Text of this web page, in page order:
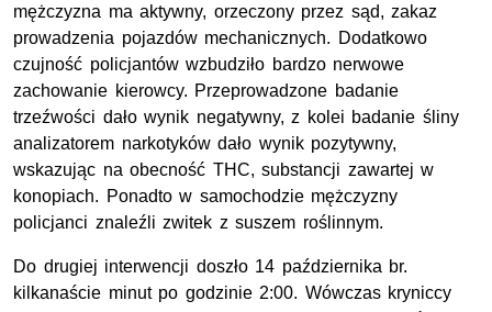
mężczyzna ma aktywny, orzeczony przez sąd, zakaz
prowadzenia pojazdów mechanicznych. Dodatkowo
czujność policjantów wzbudziło bardzo nerwowe
zachowanie kierowcy. Przeprowadzone badanie
trzeźwości dało wynik negatywny, z kolei badanie śliny
analizatorem narkotyków dało wynik pozytywny,
wskazując na obecność THC, substancji zawartej w
konopiach. Ponadto w samochodzie mężczyzny
policjanci znaleźli zwitek z suszem roślinnym.
Do drugiej interwencji doszło 14 października br.
kilkanaście minut po godzinie 2:00. Wówczas kryniccy